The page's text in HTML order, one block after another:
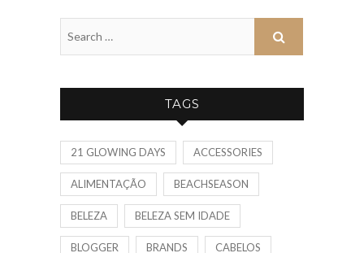
TAGS
21 GLOWING DAYS ACCESSORIES
ALIMENTAÇÃO BEACHSEASON
BELEZA BELEZA SEM IDADE
BLOGGER BRANDS CABELOS